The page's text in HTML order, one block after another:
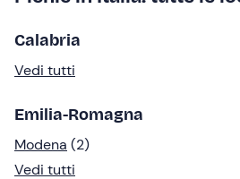
Calabria
Vedi tutti
Emilia-Romagna
Modena (2)
Vedi tutti